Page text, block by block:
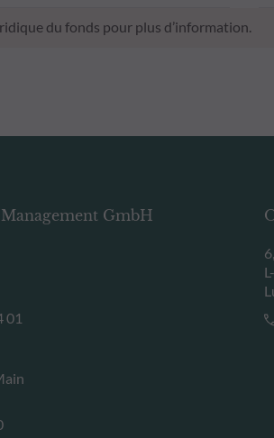
du fonds pour plus d’information.
GmbH
01